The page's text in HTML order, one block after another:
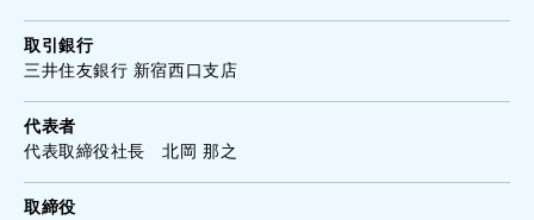
取引銀行
三井住友銀行 新宿西口支店
代表者
代表取締役社長 北岡 那之
取締役